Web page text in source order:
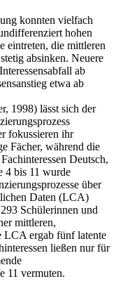
konnten vielfach
hohen
eintreten, die mittleren
absinken. Neuere
ab
etwa ab
1998) lässt sich der
fokussieren ihr
Fächer, während die
Deutsch,
4 bis 11 wurde
über
Daten (LCA)
Schülerinnen und
mittleren,
LCA ergab fünf latente
ließen nur für
11 vermuten.